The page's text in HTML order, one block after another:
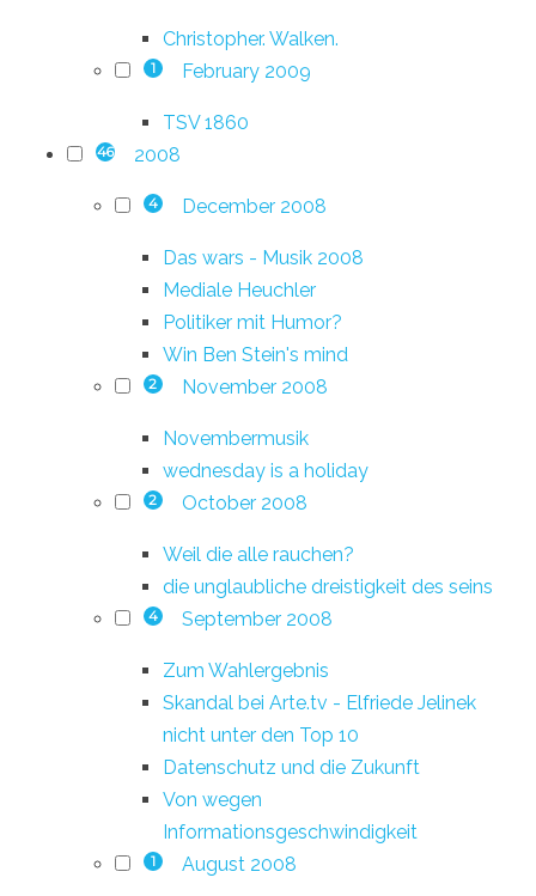
Christopher. Walken.
1 February 2009
TSV 1860
46 2008
4 December 2008
Das wars - Musik 2008
Mediale Heuchler
Politiker mit Humor?
Win Ben Stein's mind
2 November 2008
Novembermusik
wednesday is a holiday
2 October 2008
Weil die alle rauchen?
die unglaubliche dreistigkeit des seins
4 September 2008
Zum Wahlergebnis
Skandal bei Arte.tv - Elfriede Jelinek
nicht unter den Top 10
Datenschutz und die Zukunft
Von wegen
Informationsgeschwindigkeit
1 August 2008